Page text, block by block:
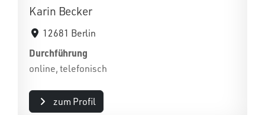
Karin Becker
12681 Berlin
Durchführung
online, telefonisch
zum Profil